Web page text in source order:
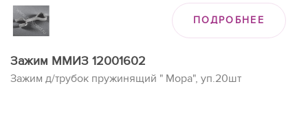
ПОДРОБНЕЕ
Зажим ММИЗ 12001602
Зажим д/трубок пружинящий " Мора", уп.20шт